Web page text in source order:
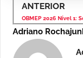
ANTERIOR
Adriano Rocha